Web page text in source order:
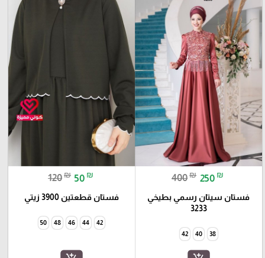
400₪ 250 ₪
فستان سيتان رسمي بطيخي
3233
38
40
42
120₪ 50 ₪
فستان قطعتين 3900 زيتي
42
44
46
48
50